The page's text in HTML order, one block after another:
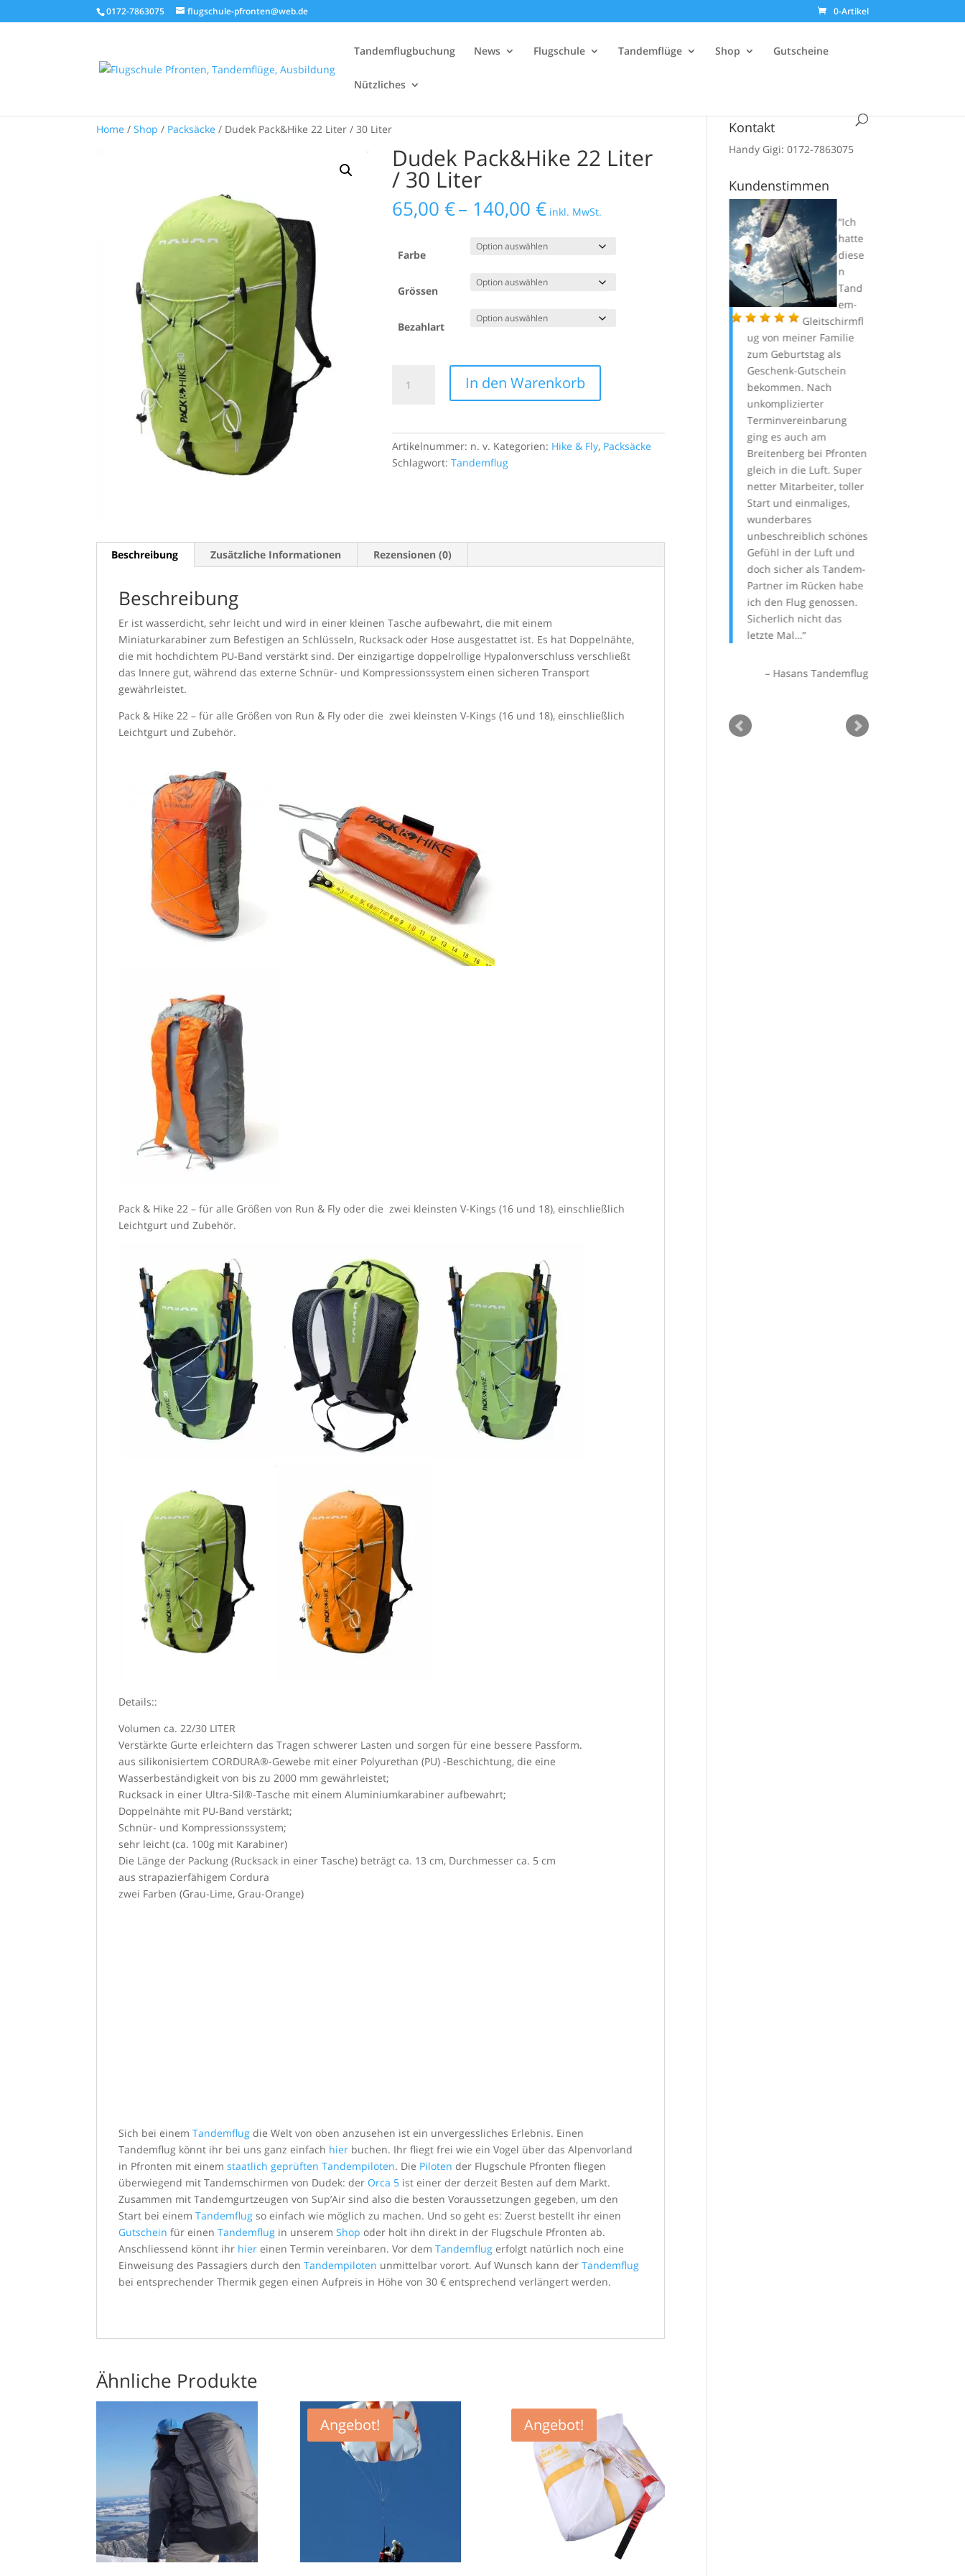
0172-7863075 flugschule-pfronten@web.de 0-Artikel
Tandemflugbuchung News Flugschule Tandemflüge Shop Gutscheine
Nützliches
Home /Shop / Packsäcke / Dudek Pack&Hike 22 Liter / 30 Liter
Dudek Pack&Hike 22 Liter
/ 30 Liter
65,00€– 140,00€Preisspanne:
65,00 €
bis
140,00 €
inkl. MwSt.
Farbe
Grössen
Bezahlart
Pack&Hike
In den Warenkorb
Artikelnummer: n. v. Kategorien: Hike & Fly, Packsäcke
Schlagwort:Tandemflug
Beschreibung Zusätzliche Informationen Rezensionen (0)
Beschreibung
Er ist wasserdicht, sehr leicht und wird in einer kleinen Tasche aufbewahrt, die mit einem
Miniaturkarabiner zum Befestigen an Schlüsseln, Rucksack oder Hose ausgestattet ist. Es hat Doppelnähte,
die mit hochdichtem PU-Band verstärkt sind. Der einzigartige doppelrollige Hypalonverschluss verschließt
das Innere gut, während das externe Schnür- und Kompressionssystem einen sicheren Transport
gewährleistet.
Pack & Hike 22 – für alle Größen von Run & Fly oder die zwei kleinsten V-Kings (16 und 18), einschließlich
Leichtgurt und Zubehör.
Pack & Hike 22 – für alle Größen von Run & Fly oder die zwei kleinsten V-Kings (16 und 18), einschließlich
Leichtgurt und Zubehör.
Details::
Volumen ca. 22/30 LITER
Verstärkte Gurte erleichtern das Tragen schwerer Lasten und sorgen für eine bessere Passform.
aus silikonisiertem CORDURA®-Gewebe mit einer Polyurethan (PU) -Beschichtung, die eine
Wasserbeständigkeit von bis zu 2000 mm gewährleistet;
Rucksack in einer Ultra-Sil®-Tasche mit einem Aluminiumkarabiner aufbewahrt;
Doppelnähte mit PU-Band verstärkt;
Schnür- und Kompressionssystem;
sehr leicht (ca. 100g mit Karabiner)
Die Länge der Packung (Rucksack in einer Tasche) beträgt ca. 13 cm, Durchmesser ca. 5 cm
aus strapazierfähigem Cordura
zwei Farben (Grau-Lime, Grau-Orange)
Sich bei einemTandemflug die Welt von oben anzusehen ist ein unvergessliches Erlebnis. Einen
Tandemflug könnt ihr bei uns ganz einfach hier buchen. Ihr fliegt frei wie ein Vogel über das Alpenvorland
in Pfronten mit einemstaatlich geprüften Tandempiloten. Die Piloten der Flugschule Pfronten fliegen
überwiegend mit Tandemschirmen von Dudek: der Orca 5 ist einer der derzeit Besten auf dem Markt.
Zusammen mit Tandemgurtzeugen von Sup’Air sind also die besten Voraussetzungen gegeben, um den
Start bei einemTandemflug so einfach wie möglich zu machen. Und so geht es: Zuerst bestellt ihr einen
Gutschein für einenTandemflug in unserem Shop oder holt ihn direkt in der Flugschule Pfronten ab.
Anschliessend könnt ihr hier einen Termin vereinbaren. Vor demTandemflug erfolgt natürlich noch eine
Einweisung des Passagiers durch denTandempiloten unmittelbar vorort. Auf Wunsch kann derTandemflug
bei entsprechender Thermik gegen einen Aufpreis in Höhe von 30 € entsprechend verlängert werden.
Ähnliche Produkte
Angebot! Angebot!
Kontakt
Handy Gigi: 0172-7863075
Kundenstimmen
windbedingt erst später
angefangen haben.
und vor allem weiter
anderes mehr in den
Packsack…
Ich
hatte
diese
n
Tand
em-
Gleitschirmfl
ug von meiner Familie
zum Geburtstag als
Geschenk-Gutschein
bekommen. Nach
unkomplizierter
Terminvereinbarung
ging es auch am
Breitenberg bei Pfronten
gleich in die Luft. Super
netter Mitarbeiter, toller
Start und einmaliges,
wunderbares
unbeschreiblich schönes
Gefühl in der Luft und
doch sicher als Tandem-
Partner im Rücken habe
ich den Flug genossen.
Sicherlich nicht das
letzte Mal…
Hasans Tandemflug